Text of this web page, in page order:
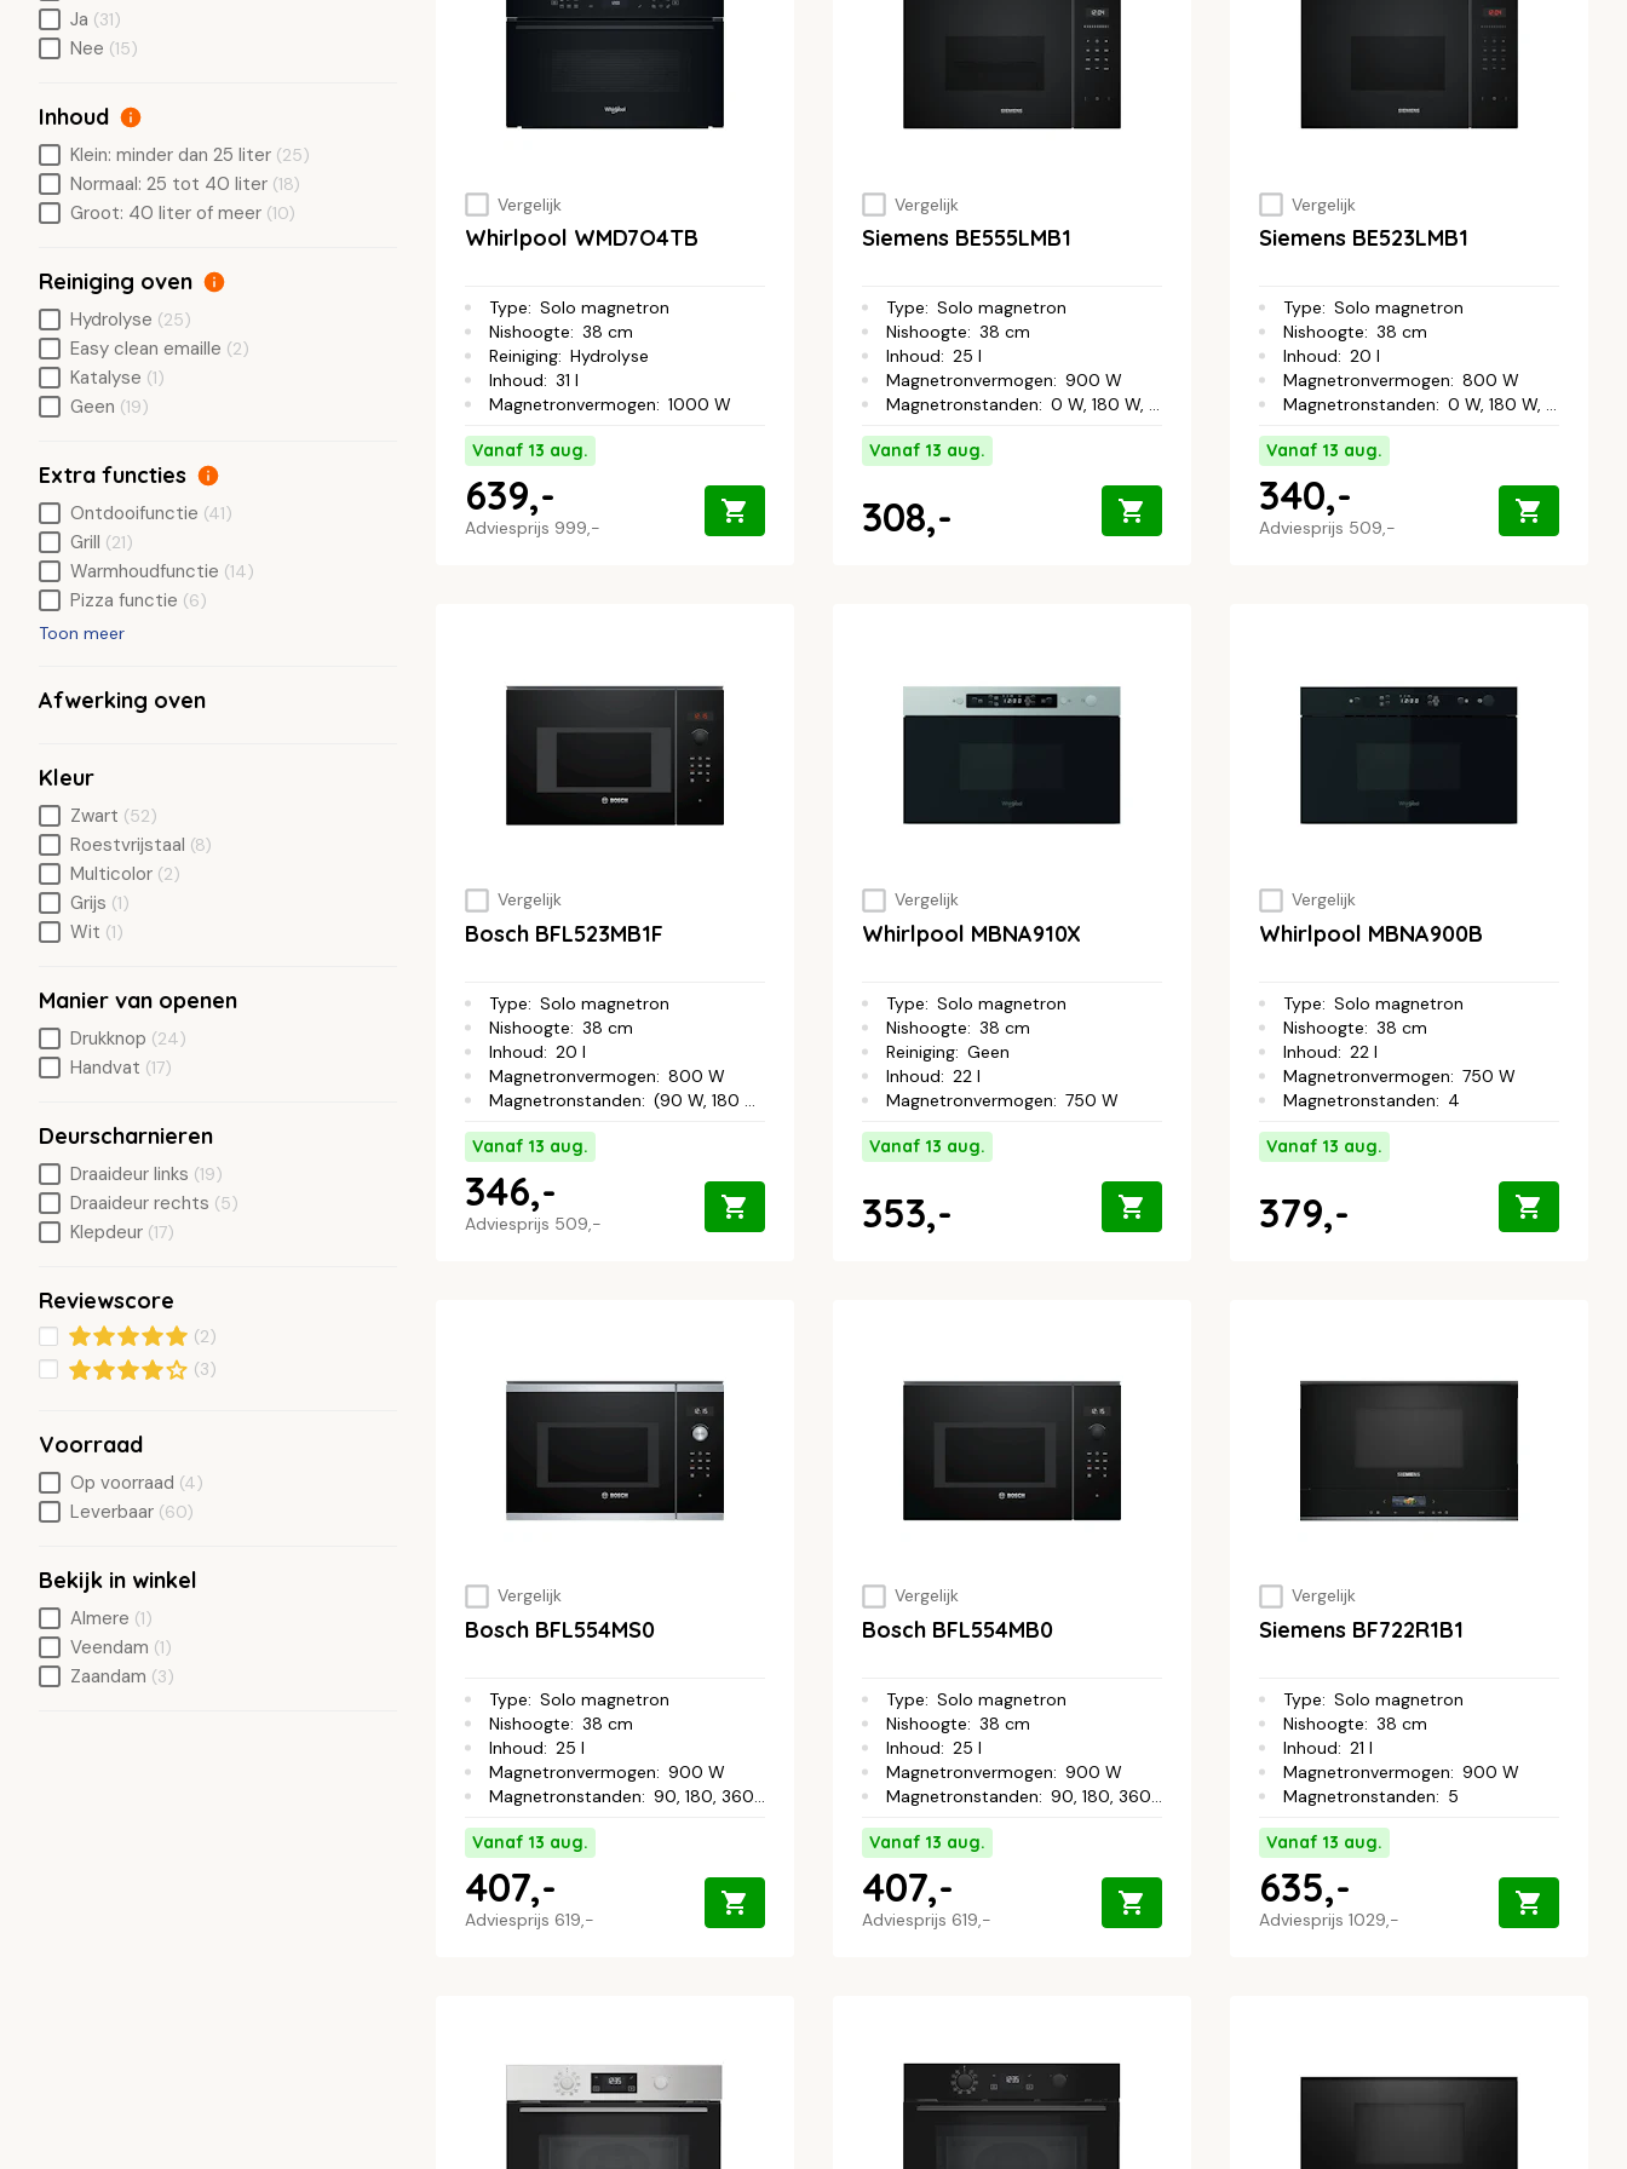
Vergelijk
Whirlpool WMD7O4TB
Type: Solo magnetron
Nishoogte: 38 cm
Reiniging: Hydrolyse
Inhoud: 31 l
Magnetronvermogen: 1000 W
Vanaf 13 aug.
Adviesprijs 999,-
639,-
Vergelijk
Siemens BE555LMB1
Type: Solo magnetron
Nishoogte: 38 cm
Inhoud: 25 l
Magnetronvermogen: 900 W
Magnetronstanden: 0 W, 180 W, 360 W, 600 W
Vanaf 13 aug.
308,-
Vergelijk
Siemens BE523LMB1
Type: Solo magnetron
Nishoogte: 38 cm
Inhoud: 20 l
Magnetronvermogen: 800 W
Magnetronstanden: 0 W, 180 W, 360 W, 600 W, 800 W
Vanaf 13 aug.
Adviesprijs 509,-
340,-
Vergelijk
Bosch BFL523MB1F
Type: Solo magnetron
Nishoogte: 38 cm
Inhoud: 20 l
Magnetronvermogen: 800 W
Magnetronstanden: (90 W, 180 W, 360 W, 600 W, 800 W
Vanaf 13 aug.
Adviesprijs 509,-
346,-
Vergelijk
Whirlpool MBNA910X
Type: Solo magnetron
Nishoogte: 38 cm
Reiniging: Geen
Inhoud: 22 l
Magnetronvermogen: 750 W
Vanaf 13 aug.
353,-
Vergelijk
Whirlpool MBNA900B
Type: Solo magnetron
Nishoogte: 38 cm
Inhoud: 22 l
Magnetronvermogen: 750 W
Magnetronstanden: 4
Vanaf 13 aug.
379,-
Vergelijk
Bosch BFL554MS0
Type: Solo magnetron
Nishoogte: 38 cm
Inhoud: 25 l
Magnetronvermogen: 900 W
Magnetronstanden: 90, 180, 360, 600, 900 W
Vanaf 13 aug.
Adviesprijs 619,-
407,-
Vergelijk
Bosch BFL554MB0
Type: Solo magnetron
Nishoogte: 38 cm
Inhoud: 25 l
Magnetronvermogen: 900 W
Magnetronstanden: 90, 180, 360, 600, 900 W
Vanaf 13 aug.
Adviesprijs 619,-
407,-
Vergelijk
Siemens BF722R1B1
Type: Solo magnetron
Nishoogte: 38 cm
Inhoud: 21 l
Magnetronvermogen: 900 W
Magnetronstanden: 5
Vanaf 13 aug.
Adviesprijs 1029,-
635,-
Ja (31)
Nee (15)
Inhoud
Klein: minder dan 25 liter (25)
Normaal: 25 tot 40 liter (18)
Groot: 40 liter of meer (10)
Reiniging oven
Hydrolyse (25)
Easy clean emaille (2)
Katalyse (1)
Geen (19)
Extra functies
Ontdooifunctie (41)
Grill (21)
Warmhoudfunctie (14)
Pizza functie (6)
Toon meer
Afwerking oven
Kleur
Zwart (52)
Roestvrijstaal (8)
Multicolor (2)
Grijs (1)
Wit (1)
Manier van openen
Drukknop (24)
Handvat (17)
Deurscharnieren
Draaideur links (19)
Draaideur rechts (5)
Klepdeur (17)
Reviewscore
(2)
(3)
Voorraad
Op voorraad (4)
Leverbaar (60)
Bekijk in winkel
Almere (1)
Veendam (1)
Zaandam (3)